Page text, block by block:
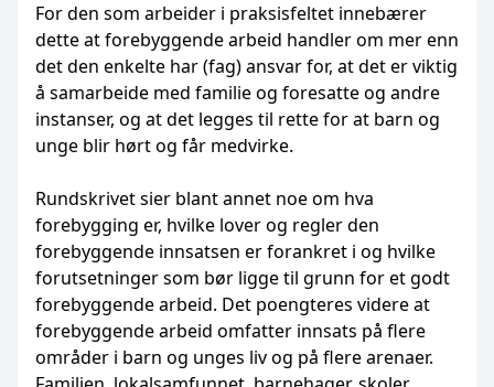
For den som arbeider i praksisfeltet innebærer
dette at forebyggende arbeid handler om mer enn
det den enkelte har (fag) ansvar for, at det er viktig
å samarbeide med familie og foresatte og andre
instanser, og at det legges til rette for at barn og
unge blir hørt og får medvirke.
Rundskrivet sier blant annet noe om hva
forebygging er, hvilke lover og regler den
forebyggende innsatsen er forankret i og hvilke
forutsetninger som bør ligge til grunn for et godt
forebyggende arbeid. Det poengteres videre at
forebyggende arbeid omfatter innsats på flere
områder i barn og unges liv og på flere arenaer.